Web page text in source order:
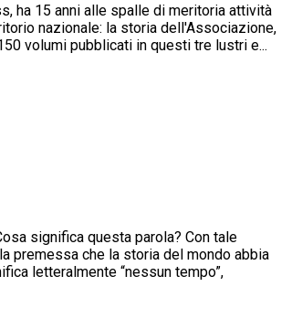
ha 15 anni alle spalle di meritoria attività
nazionale: la storia dell'Associazione,
volumi pubblicati in questi tre lustri e...
significa questa parola? Con tale
premessa che la storia del mondo abbia
letteralmente “nessun tempo”,